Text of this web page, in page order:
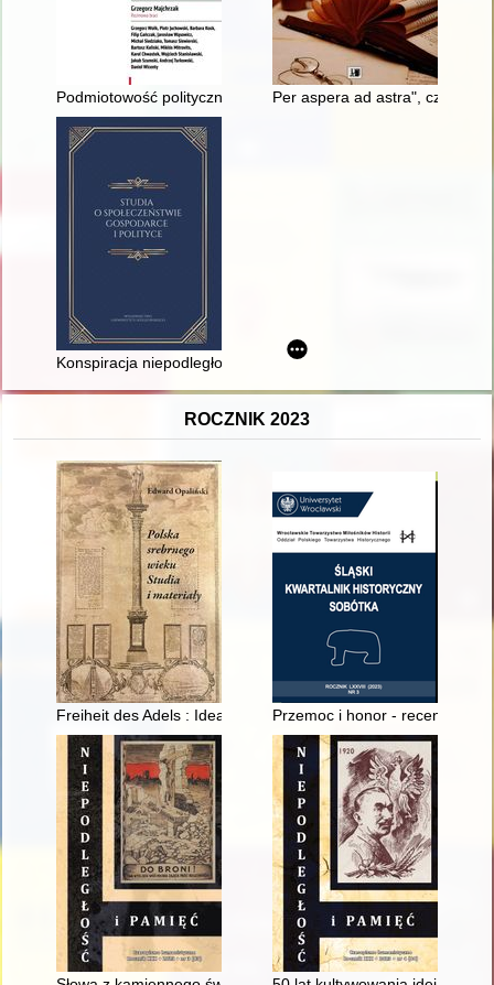
Podmiotowość polityczna pierwszej Solidarności
Per aspera ad astra", czyli
Konspiracja niepodległościowa w powiecie brzozowskim w
ROCZNIK 2023
Freiheit des Adels : Ideal und Wirklichkeit in Polen-Litauen im
Przemoc i honor - recenzja]